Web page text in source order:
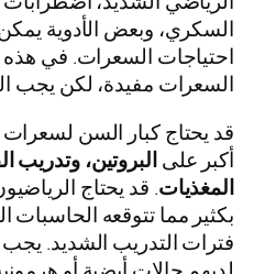
السكري، وبعض الأدوية
احتياجات السعرات. في
السعرات مفيدة، لكن يجب
قد يحتاج كبار السن لسعرات
أكبر علىالبروتين، وتدريب
المغذيات. قد يحتاج
بكثير مما تتوقعه الحاسبات
فترات التدريب الشديد.